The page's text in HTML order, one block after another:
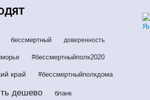
бессмертный доверенность
#бессмертныйполк2020
край #бессмертныйполкдома
дешево бланк